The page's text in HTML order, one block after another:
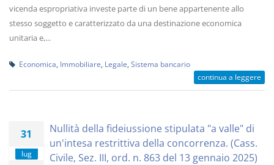
vicenda espropriativa investe parte di un bene appartenente allo
stesso soggetto e caratterizzato da una destinazione economica
unitaria e,...
Economica Immobiliare Legale Sistema bancario
continua a leggere
31
lug
Nullità della fideiussione stipulata "a valle" di
un'intesa restrittiva della concorrenza. (Cass.
Civile, Sez. III, ord. n. 863 del 13 gennaio 2025)